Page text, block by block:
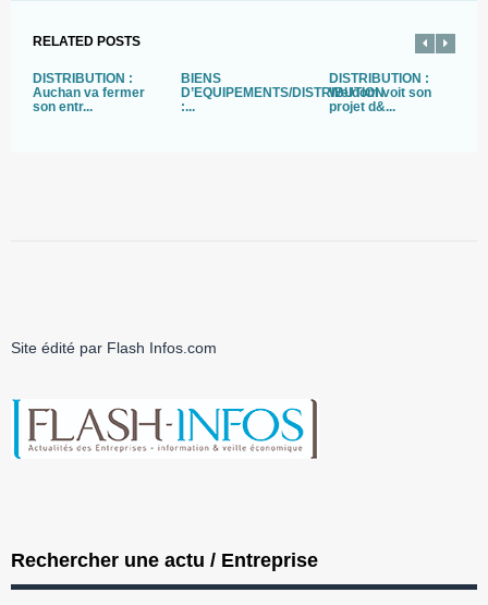
RELATED POSTS
DISTRIBUTION :
Auchan va fermer
son entr...
BIENS
D’EQUIPEMENTS/DISTRIBUTION
:...
DISTRIBUTION :
Weldom voit son
projet d&...
Site édité par Flash Infos.com
Rechercher une actu / Entreprise